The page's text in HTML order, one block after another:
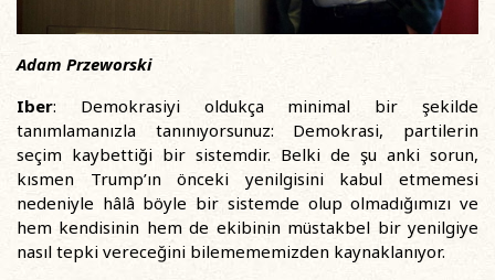
Adam Przeworski
Iber: Demokrasiyi oldukça minimal bir şekilde
tanımlamanızla tanınıyorsunuz: Demokrasi, partilerin
seçim kaybettiği bir sistemdir. Belki de şu anki sorun,
kısmen Trump’ın önceki yenilgisini kabul etmemesi
nedeniyle hâlâ böyle bir sistemde olup olmadığımızı ve
hem kendisinin hem de ekibinin müstakbel bir yenilgiye
nasıl tepki vereceğini bilemememizden kaynaklanıyor.